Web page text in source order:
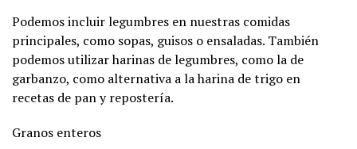
Podemos incluir legumbres en nuestras comidas
principales, como sopas, guisos o ensaladas. También
podemos utilizar harinas de legumbres, como la de
garbanzo, como alternativa a la harina de trigo en
recetas de pan y repostería.
Granos enteros